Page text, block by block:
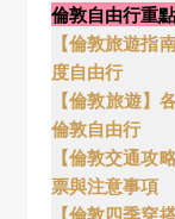
倫敦自由行重點
【倫敦旅遊指
度自由行
【倫敦旅遊】
倫敦自由行
【倫敦交通攻
票與注意事項
【倫敦四季穿